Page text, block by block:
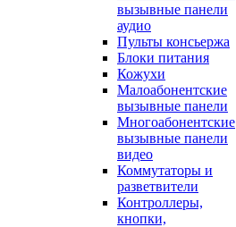
вызывные панели
аудио
Пульты консьержа
Блоки питания
Кожухи
Малоабонентские
вызывные панели
Многоабонентские
вызывные панели
видео
Коммутаторы и
разветвители
Контроллеры,
кнопки,